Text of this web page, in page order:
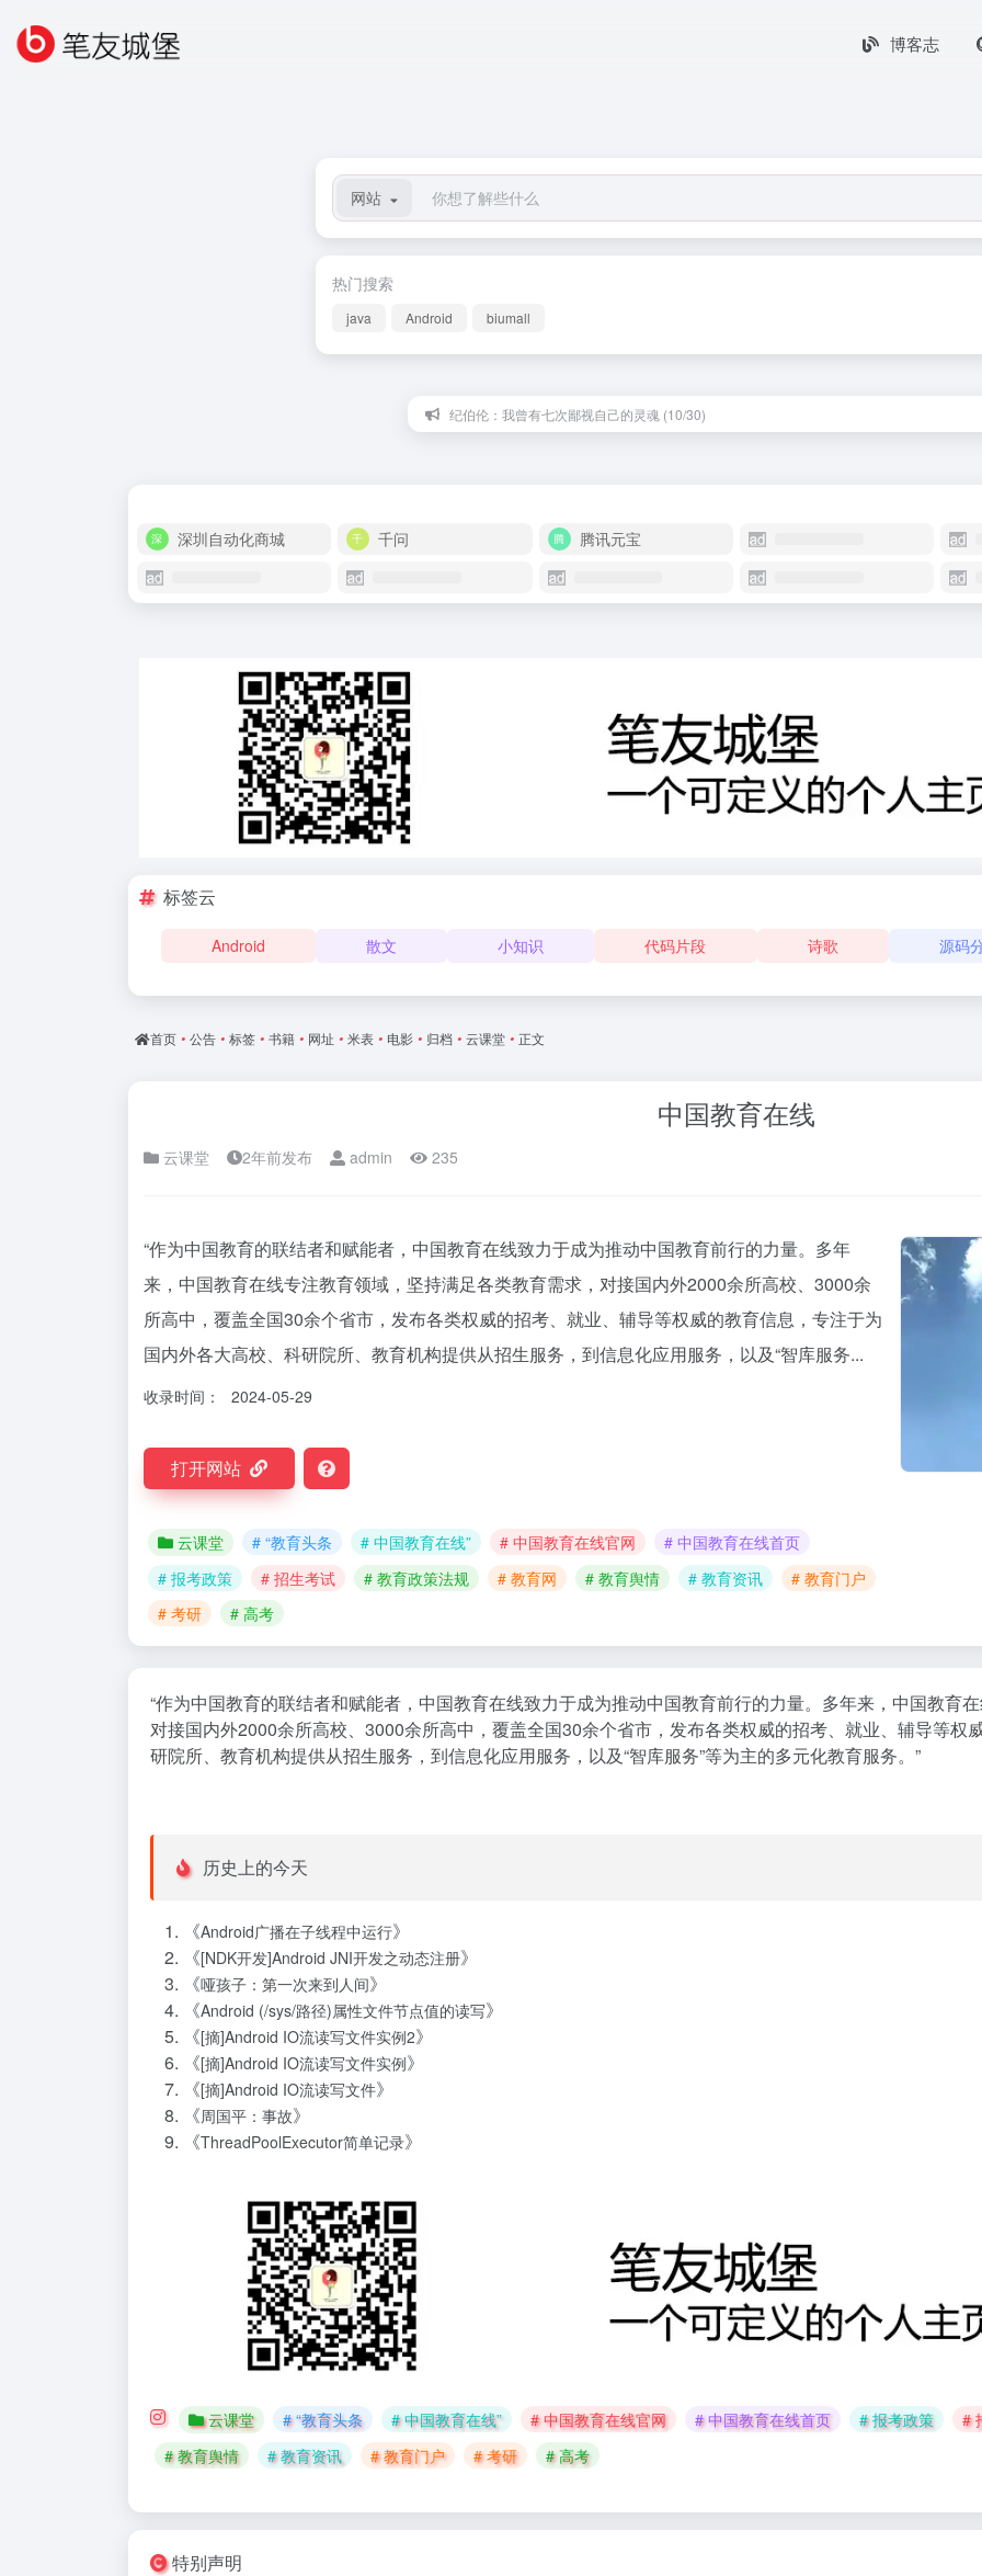
博客志
网站
热门搜索
java Android biumall
纪伯伦：我曾有七次鄙视自己的灵魂 (10/30)
深圳自动化商城 千问 腾讯元宝
标签云
Android 散文 小知识 代码片段 诗歌 源码
首页 • 公告 • 标签 • 书籍 • 网址 • 米表 • 电影 • 归档 • 云课堂 • 正文
中国教育在线
云课堂 2年前发布 admin 235
“作为中国教育的联结者和赋能者，中国教育在线致力于成为推动中国教育前行的力量。多年
来，中国教育在线专注教育领域，坚持满足各类教育需求，对接国内外2000余所高校、3000余
所高中，覆盖全国30余个省市，发布各类权威的招考、就业、辅导等权威的教育信息，专注于为
国内外各大高校、科研院所、教育机构提供从招生服务，到信息化应用服务，以及“智库服务...
收录时间： 2024-05-29
打开网站
云课堂 # “教育头条 # 中国教育在线” # 中国教育在线官网
# 中国教育在线首页
# 报考政策
# 招生考试 # 教育政策法规 # 教育网 # 教育舆情 # 教育资讯
# 教育门户
# 考研
# 高考
“作为中国教育的联结者和赋能者，中国教育在线致力于成为推动中国教育前行的力量。多年来，中国教育
对接国内外2000余所高校、3000余所高中，覆盖全国30余个省市，发布各类权威的招考、就业、辅导等权
研院所、教育机构提供从招生服务，到信息化应用服务，以及“智库服务”等为主的多元化教育服务。”
历史上的今天
《Android广播在子线程中运行》
《[NDK开发]Android JNI开发之动态注册》
《哑孩子：第一次来到人间》
《Android (/sys/路径)属性文件节点值的读写》
《[摘]Android IO流读写文件实例2》
《[摘]Android IO流读写文件实例》
《[摘]Android IO流读写文件》
《周国平：事故》
《ThreadPoolExecutor简单记录》
云课堂 # “教育头条 # 中国教育在线” # 中国教育在线官网 # 中国教育在线首页 # 报考政策
#
# 教育舆情
# 教育资讯 # 教育门户 # 考研 # 高考
特别声明